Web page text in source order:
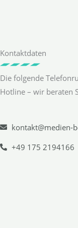
Kontaktdaten
Die folgende
Hotline – wir beraten
kontakt@medien-
+49 175 2194166